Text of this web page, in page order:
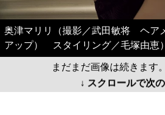
奥津マリリ（撮影／武田敏将 ヘア
アップ） スタイリング／毛塚由恵）
まだまだ画像は続きます
↓ スクロールで次